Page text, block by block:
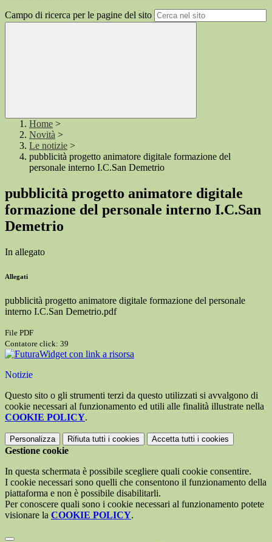
Campo di ricerca per le pagine del sito
Home >
Novità >
Le notizie >
pubblicità progetto animatore digitale formazione del
personale interno I.C.San Demetrio
pubblicità progetto animatore digitale
formazione del personale interno I.C.San
Demetrio
In allegato
Allegati
pubblicità progetto animatore digitale formazione del personale
interno I.C.San Demetrio.pdf
File PDF
Contatore click: 39
Widget con link a risorsa
Notizie
Questo sito o gli strumenti terzi da questo utilizzati si avvalgono di
cookie necessari al funzionamento ed utili alle finalità illustrate nella
COOKIE POLICY.
Personalizza Rifiuta tutti i cookies Accetta tutti i cookies
Gestione cookie
In questa schermata è possibile scegliere quali cookie consentire.
I cookie necessari sono quelli che consentono il funzionamento della
piattaforma e non è possibile disabilitarli.
Per conoscere quali sono i cookie necessari al funzionamento potete
visionare la COOKIE POLICY.